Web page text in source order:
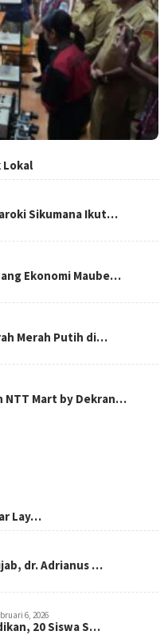
Lokal
Sikumana Ikut…
Ekonomi Maube…
Merah Putih di…
NTT Mart by Dekran…
Lay…
dr. Adrianus …
6, 2026
20 Siswa S…